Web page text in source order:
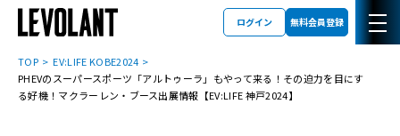
ログイン 無料会員登録
TOP
EV:LIFE KOBE2024
PHEVのスーパースポーツ「アルトゥーラ」もやって来る！その迫力を目にす
る好機！マクラーレン・ブース出展情報【EV:LIFE 神戸2024】